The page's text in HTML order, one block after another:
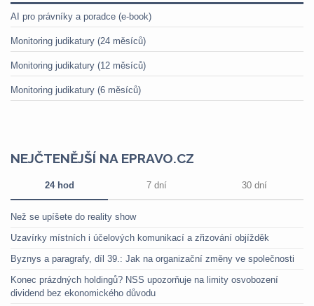
AI pro právníky a poradce (e-book)
Monitoring judikatury (24 měsíců)
Monitoring judikatury (12 měsíců)
Monitoring judikatury (6 měsíců)
NEJČTENĚJŠÍ NA EPRAVO.CZ
24 hod 7 dní 30 dní
Než se upíšete do reality show
Uzavírky místních i účelových komunikací a zřizování objížděk
Byznys a paragrafy, díl 39.: Jak na organizační změny ve společnosti
Konec prázdných holdingů? NSS upozorňuje na limity osvobození
dividend bez ekonomického důvodu